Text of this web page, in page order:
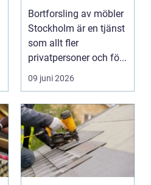
Bortforsling av möbler
Stockholm är en tjänst
som allt fler
privatpersoner och fö...
09 juni 2026